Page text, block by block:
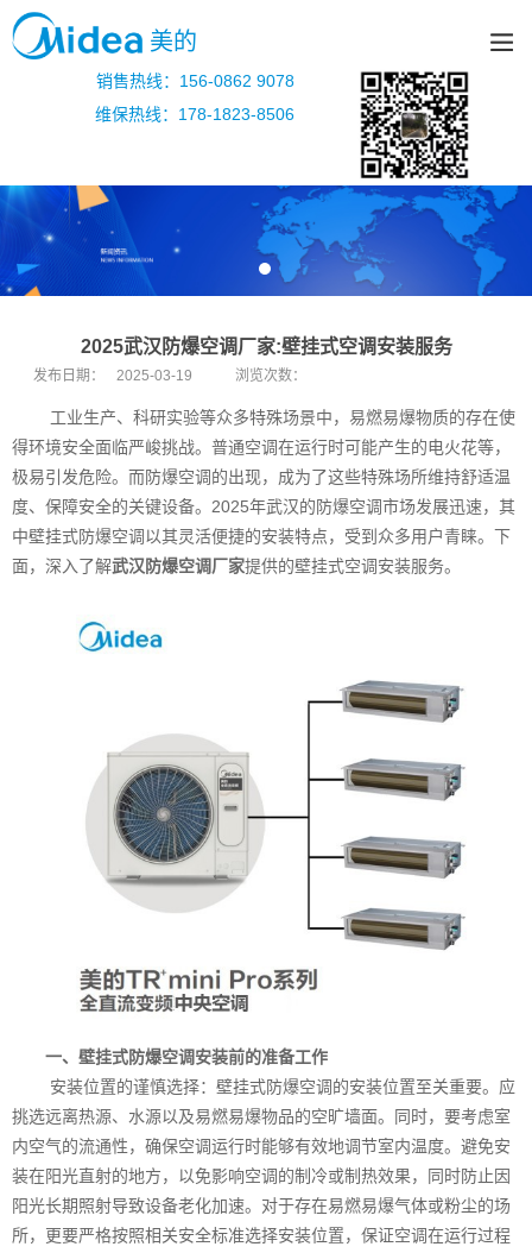
美的
销售热线：156-0862 9078
维保热线：178-1823-8506
2025武汉防爆空调厂家:壁挂式空调安装服务
发布日期： 2025-03-19 浏览次数：
工业生产、科研实验等众多特殊场景中，易燃易爆物质的存在使
得环境安全面临严峻挑战。普通空调在运行时可能产生的电火花等，
极易引发危险。而防爆空调的出现，成为了这些特殊场所维持舒适温
度、保障安全的关键设备。2025年武汉的防爆空调市场发展迅速，其
中壁挂式防爆空调以其灵活便捷的安装特点，受到众多用户青睐。下
面，深入了解武汉防爆空调厂家提供的壁挂式空调安装服务。
一、壁挂式防爆空调安装前的准备工作
安装位置的谨慎选择：壁挂式防爆空调的安装位置至关重要。应
挑选远离热源、水源以及易燃易爆物品的空旷墙面。同时，要考虑室
内空气的流通性，确保空调运行时能够有效地调节室内温度。避免安
装在阳光直射的地方，以免影响空调的制冷或制热效果，同时防止因
阳光长期照射导致设备老化加速。对于存在易燃易爆气体或粉尘的场
所，更要严格按照相关安全标准选择安装位置，保证空调在运行过程